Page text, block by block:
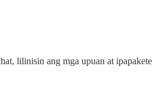
lilinisin ang mga upuan at ipapakete